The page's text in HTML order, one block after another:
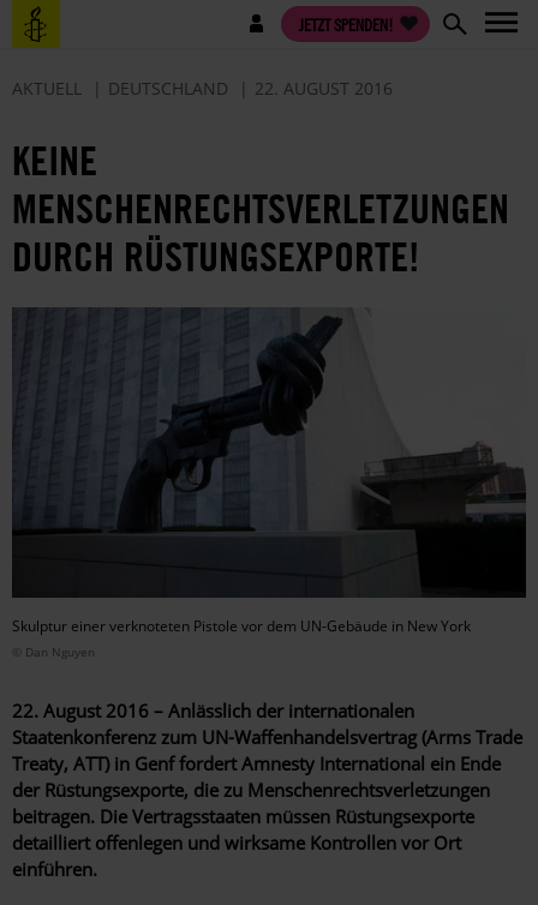
Direkt
zum
Benutzermenü JETZT SPENDEN!
AKTUELL DEUTSCHLAND 22. AUGUST 2016
KEINE
MENSCHENRECHTSVERLETZUNGEN
DURCH RÜSTUNGSEXPORTE!
Skulptur einer verknoteten Pistole vor dem UN-Gebäude in New York
© Dan Nguyen
22. August 2016 – Anlässlich der internationalen
Staatenkonferenz zum UN-Waffenhandelsvertrag (Arms Trade
Treaty, ATT) in Genf fordert Amnesty International ein Ende
der Rüstungsexporte, die zu Menschenrechtsverletzungen
beitragen. Die Vertragsstaaten müssen Rüstungsexporte
detailliert offenlegen und wirksame Kontrollen vor Ort
einführen.